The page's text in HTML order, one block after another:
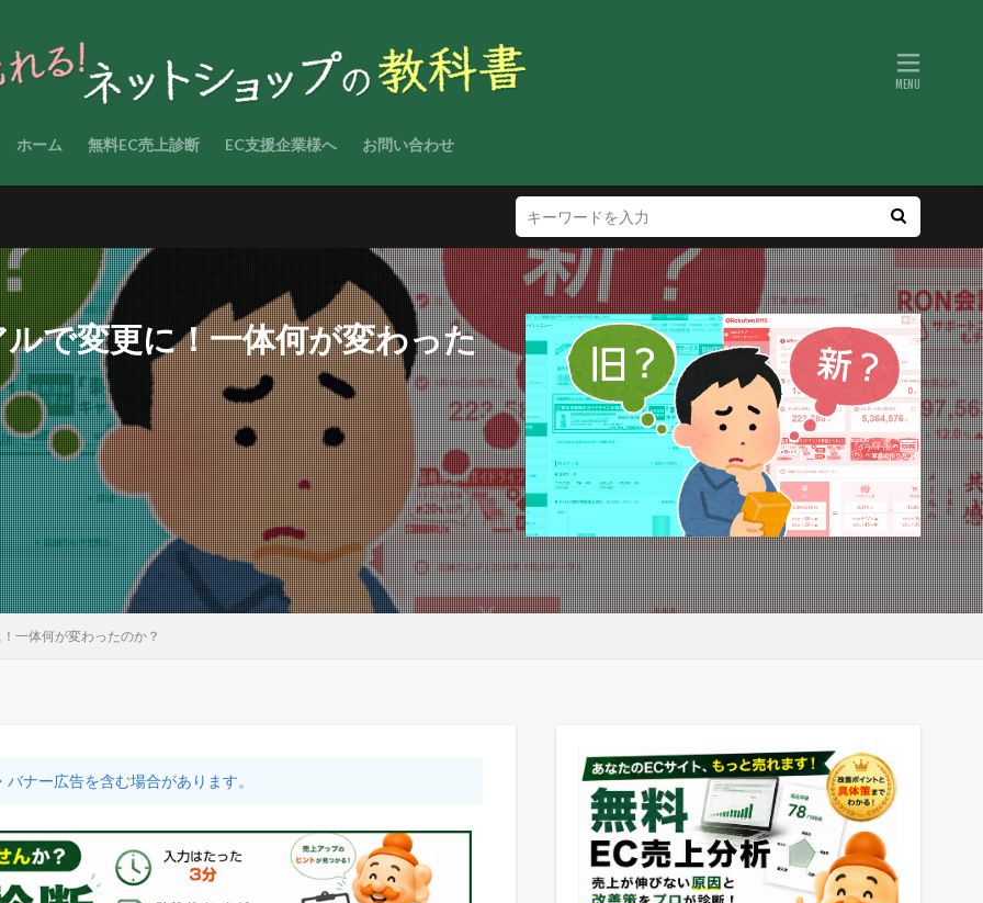
ホーム 無料EC売上診断 EC支援企業様へ お問い合わせ
で変更に！一体何が変わった
一体何が変わったのか？
ナー広告を含む場合があります。